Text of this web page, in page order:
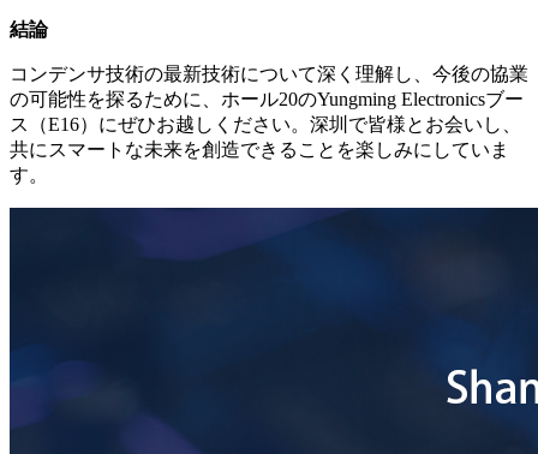
結論
コンデンサ技術の最新技術について深く理解し、今後の協業
の可能性を探るために、ホール20のYungming Electronicsブー
ス（E16）にぜひお越しください。深圳で皆様とお会いし、
共にスマートな未来を創造できることを楽しみにしていま
す。